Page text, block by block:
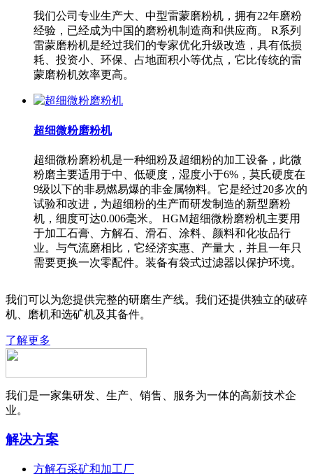
我们公司专业生产大、中型雷蒙磨粉机，拥有22年磨粉
经验，已经成为中国的磨粉机制造商和供应商。 R系列
雷蒙磨粉机是经过我们的专家优化升级改造，具有低损
耗、投资小、环保、占地面积小等优点，它比传统的雷
蒙磨粉机效率更高。
超细微粉磨粉机
超细微粉磨粉机是一种细粉及超细粉的加工设备，此微
粉磨主要适用于中、低硬度，湿度小于6%，莫氏硬度在
9级以下的非易燃易爆的非金属物料。它是经过20多次的
试验和改进，为超细粉的生产而研发制造的新型磨粉
机，细度可达0.006毫米。 HGM超细微粉磨粉机主要用
于加工石膏、方解石、滑石、涂料、颜料和化妆品行
业。与气流磨相比，它经济实惠、产量大，并且一年只
需要更换一次零配件。装备有袋式过滤器以保护环境。
我们可以为您提供完整的研磨生产线。我们还提供独立的破碎
机、磨机和选矿机及其备件。
了解更多
我们是一家集研发、生产、销售、服务为一体的高新技术企
业。
解决方案
方解石采矿和加工厂